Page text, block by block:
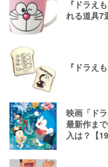
『ドラえ
れる道具7
『ドラえ
映画「ド
最新作ま
入は？【